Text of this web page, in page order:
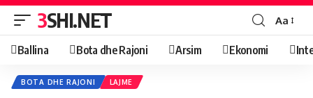
3SHI.NET Aa
Ballina Bota dhe Rajoni Arsim Ekonomi
BOTA DHE RAJONI LAJME